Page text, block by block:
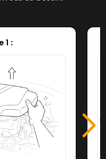
1 :